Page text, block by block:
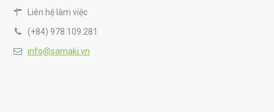
Liên hệ làm việc
(+84) 978.109.281
info@samaki.vn